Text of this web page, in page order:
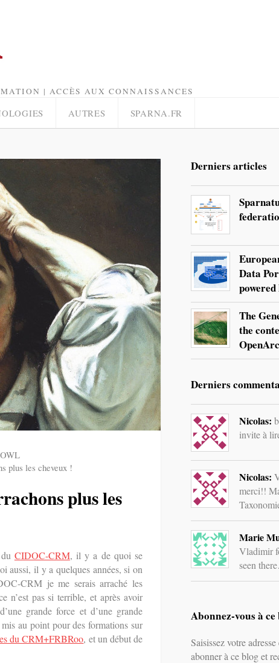
| ACCÈS AUX CONNAISSANCES
AUTRES SPARNA.FR
OWL
plus les cheveux !
plus les
CIDOC-CRM, il y a de quoi se
aussi, il y a quelques années, si on
CRM je me serais arraché les
n’est pas si terrible, et après avoir
grande force et d’une grande
au point pour des formations sur
du CRM+FRBRoo, et un début de
Derniers articles
Data
The
the
Derniers
Nicolas:
invite à
Nicolas:
merci!!
Marie
Vladimir
seen
Abonnez-vous à
Saisissez votre
abonner à ce blog et